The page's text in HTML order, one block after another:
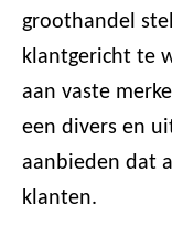
groothandel
klantgericht te
aan vaste
een divers en
aanbieden dat
klanten.